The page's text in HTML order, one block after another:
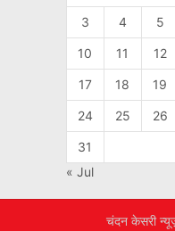
3 4 5
10 11 12
17 18 19
24 25 26
31
« Jul
चंदन केसरी